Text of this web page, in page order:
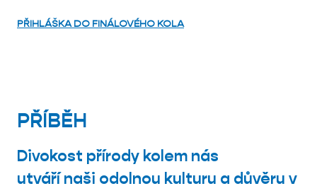
PŘIHLÁŠKA DO FINÁLOVÉHO KOLA
PŘÍBĚH
Divokost přírody kolem nás
utváří naši odolnou kulturu a důvěru v